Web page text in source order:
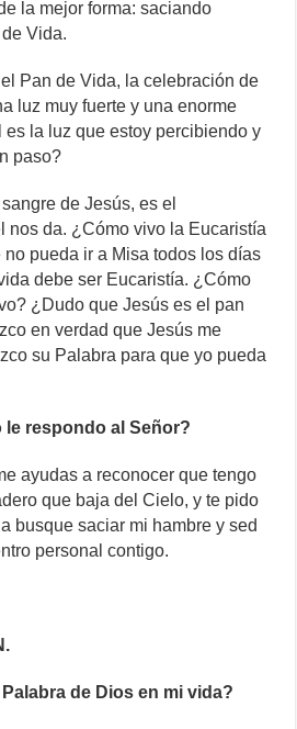
la mejor forma: saciando
Vida.
Pan de Vida, la celebración de
luz muy fuerte y una enorme
la luz que estoy percibiendo y
paso?
de Jesús, es el
nos da. ¿Cómo vivo la Eucaristía
pueda ir a Misa todos los días
debe ser Eucaristía. ¿Cómo
¿Dudo que Jesús es el pan
en verdad que Jesús me
su Palabra para que yo pueda
le respondo al Señor?
ayudas a reconocer que tengo
que baja del Cielo, y te pido
busque saciar mi hambre y sed
personal contigo.
de Dios en mi vida?